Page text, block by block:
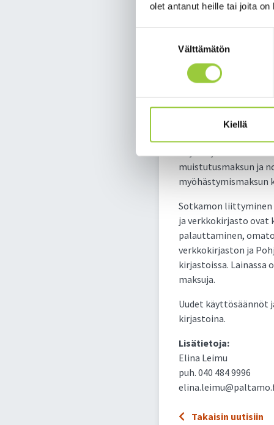
olet antanut heille tai joita
Välttämätön
Kiellä
Hankkeessa on
joilla selkeytetään
Yhtenäistäminen
Seutumaksusta eli
aineiston tehokas
muistutusmaksun ja
Sotkamon liittyminen
ja verkkokirjasto ovat
palauttaminen,
verkkokirjaston ja
kirjastoissa. Lainassa
maksuja.
Uudet käyttösäännöt
kirjastoina.
Lisätietoja:
Elina Leimu
puh. 040 484 9996
Takaisin uutisiin